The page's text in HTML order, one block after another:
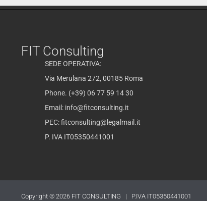
FIT Consulting
SEDE OPERATIVA:
Via Merulana 272, 00185 Roma
Phone. (+39) 06 77 59 14 30
Email: info@fitconsulting.it
PEC:fitconsulting@legalmail.it
P. IVA IT05350441001
Copyright © 2026 FIT CONSULTING | P.IVA IT05350441001